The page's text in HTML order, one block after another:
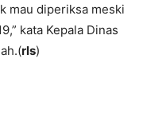
mau diperiksa meski
kata Kepala Dinas
rls)